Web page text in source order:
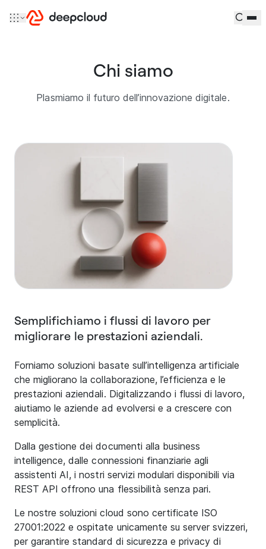
Chi siamo
Plasmiamo il futuro dell’innovazione digitale.
Semplifichiamo i flussi di lavoro per
migliorare le prestazioni aziendali.
Forniamo soluzioni basate sull’intelligenza artificiale
che migliorano la collaborazione, l’efficienza e le
prestazioni aziendali. Digitalizzando i flussi di lavoro,
aiutiamo le aziende ad evolversi e a crescere con
semplicità.
Dalla gestione dei documenti alla business
intelligence, dalle connessioni finanziarie agli
assistenti AI, i nostri servizi modulari disponibili via
REST API offrono una flessibilità senza pari.
Le nostre soluzioni cloud sono certificate ISO
27001:2022 e ospitate unicamente su server svizzeri,
per garantire standard di sicurezza e privacy di